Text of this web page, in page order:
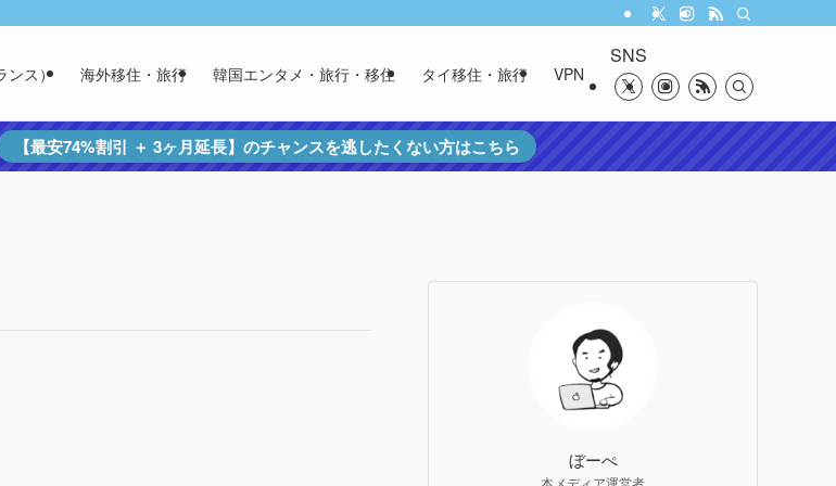
ンス） 海外移住・旅行 韓国エンタメ・旅行・移住 タイ移住・旅行 VPN
SNS
【最安74%割引 ＋ 3ヶ月延長】のチャンスを逃したくない方はこちら
ぼーぺ
本メディア運営者